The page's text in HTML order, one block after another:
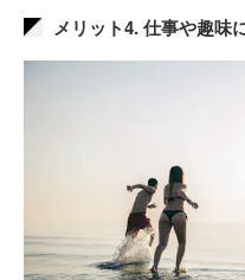
メリット4. 仕事や趣味